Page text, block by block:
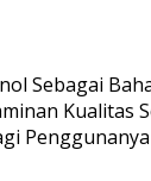
Sebagai
Kualitas
Penggunanya